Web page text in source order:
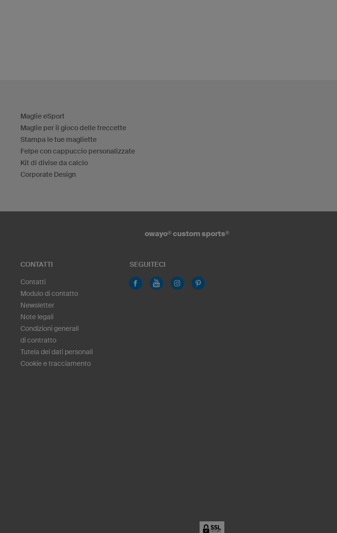
Maglie eSport
Maglie per il gioco delle freccette
Stampa le tue magliette
Felpe con cappuccio personalizzate
Kit di divise da calcio
Corporate Design
owayo® custom sports®
CONTATTI
Contatti
Modulo di contatto
Newsletter
Note legali
Condizioni generali
di contratto
Tutela dei dati personali
Cookie e tracciamento
SEGUITECI